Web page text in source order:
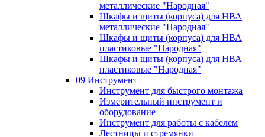
металлические "Народная"
Шкафы и щиты (корпуса) для НВА
металлические "Народная"
Шкафы и щиты (корпуса) для НВА
пластиковые "Народная"
Шкафы и щиты (корпуса) для НВА
пластиковые "Народная"
09 Инструмент
Инструмент для быстрого монтажа
Измерительный инструмент и
оборудование
Инструмент для работы с кабелем
Лестницы и стремянки